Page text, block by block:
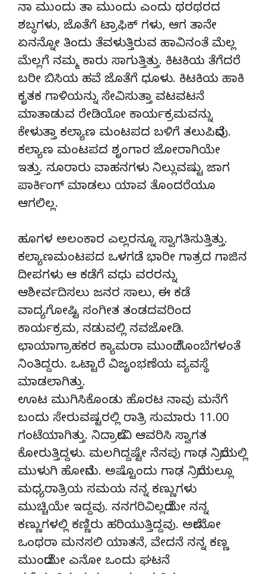
ನಾ ಮುಂದು ತಾ ಮುಂದು ಎಂದು ಥರಥರದ
ಶಬ್ಧಗಳು, ಜೊತೆಗೆ ಟ್ರಾಫಿಕ್ ಗಳು, ಆಗ ತಾನೇ
ಏನನ್ನೋ ತಿಂದು ತೆವಳುತ್ತಿರುವ ಹಾವಿನಂತೆ ಮೆಲ್ಲ
ಮೆಲ್ಲಗೆ ನಮ್ಮ ಕಾರು ಸಾಗುತ್ತಿತ್ತು. ಕಿಟಕಿಯ ತೆಗೆದರೆ
ಬರೀ ಬಿಸಿಯ ಹವೆ ಜೊತೆಗೆ ಧೂಳು. ಕಿಟಕಿಯ ಹಾಕಿ
ಕೃತಕ ಗಾಳಿಯನ್ನು ಸೇವಿಸುತ್ತಾ ವಟವಟನೆ
ಮಾತಾಡುವ ರೇಡಿಯೋ ಕಾರ್ಯಕ್ರಮವನ್ನು
ಕೇಳುತ್ತಾ ಕಲ್ಯಾಣ ಮಂಟಪದ ಬಳಿಗೆ ತಲುಪಿದೆವು.
ಕಲ್ಯಾಣ ಮಂಟಪದ ಶೃಂಗಾರ ಜೋರಾಗಿಯೇ
ಇತ್ತು. ನೂರಾರು ವಾಹನಗಳು ನಿಲ್ಲುವಷ್ಟು ಜಾಗ
ಪಾರ್ಕಿಂಗ್ ಮಾಡಲು ಯಾವ ತೊಂದರೆಯೂ
ಆಗಲಿಲ್ಲ.
ಹೂಗಳ ಅಲಂಕಾರ ಎಲ್ಲರನ್ನೂ ಸ್ವಾಗತಿಸುತ್ತಿತ್ತು.
ಕಲ್ಯಾಣಮಂಟಪದ ಒಳಗಡೆ ಭಾರೀ ಗಾತ್ರದ ಗಾಜಿನ
ದೀಪಗಳು ಆ ಕಡೆಗೆ ವಧು ವರರನ್ನು
ಆಶೀರ್ವದಿಸಲು ಜನರ ಸಾಲು, ಈ ಕಡೆ
ವಾದ್ಯಗೋಷ್ಟಿ ಸಂಗೀತ ತಂಡದವರಿಂದ
ಕಾರ್ಯಕ್ರಮ, ನಡುವಲ್ಲಿ ನವಜೋಡಿ.
ಛಾಯಾಗ್ರಾಹಕರ ಕ್ಯಾಮರಾ ಮುಂದೆ ಗೊಂಬೆಗಳಂತೆ
ನಿಂತಿದ್ದರು. ಒಟ್ಟಾರೆ ವಿಜೃಂಭಣೆಯ ವ್ಯವಸ್ಥೆ
ಮಾಡಲಾಗಿತ್ತು.
ಊಟ ಮುಗಿಸಿಕೊಂಡು ಹೊರಟ ನಾವು ಮನೆಗೆ
ಬಂದು ಸೇರುವಷ್ಟರಲ್ಲಿ ರಾತ್ರಿ ಸುಮಾರು 11.00
ಗಂಟೆಯಾಗಿತ್ತು. ನಿದ್ರಾದೇವಿ ಆವರಿಸಿ ಸ್ವಾಗತ
ಕೋರುತ್ತಿದ್ದಳು. ಮಲಗಿದ್ದಷ್ಟೇ ನೆನಪು ಗಾಢ ನಿದ್ರೆಯಲ್ಲಿ
ಮುಳುಗಿ ಹೋದೆನು. ಅಷ್ಟೊಂದು ಗಾಢ ನಿದ್ರೆಯಲ್ಲೂ
ಮಧ್ಯರಾತ್ರಿಯ ಸಮಯ ನನ್ನ ಕಣ್ಣುಗಳು
ಮುಚ್ಚಿಯೇ ಇದ್ದವು. ನನಗರಿವಿಲ್ಲದೆಯೇ ನನ್ನ
ಕಣ್ಣುಗಳಲ್ಲಿ ಕಣ್ಣಿರು ಹರಿಯುತ್ತಿದ್ದವು. ಅದೇನೋ
ಒಂಥರಾ ಮನಸಲಿ ಯಾತನೆ, ವೇದನೆ ನನ್ನ ಕಣ್ಣ
ಮುಂದೆಯೇ ಎನೋ ಒಂದು ಘಟನೆ